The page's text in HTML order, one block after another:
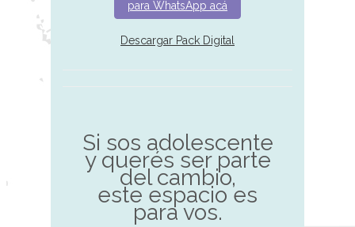
para WhatsApp acá
Descargar Pack Digital
Si sos adolescente
y querés ser parte
del cambio,
este espacio es
para vos.